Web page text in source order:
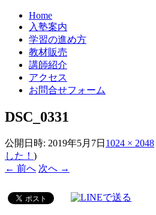
Home
入塾案内
学習の進め方
教材販売
講師紹介
アクセス
お問合せフォーム
DSC_0331
公開日時: 2019年5月7日 1024 × 2048
した！ )
← 前へ 次へ →